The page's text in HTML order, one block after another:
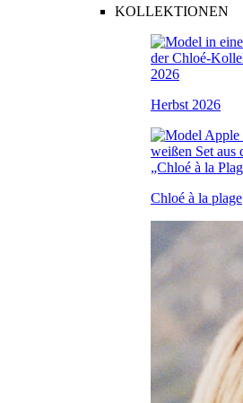
KOLLEKTIONEN
Herbst 2026
Chloé à la plage